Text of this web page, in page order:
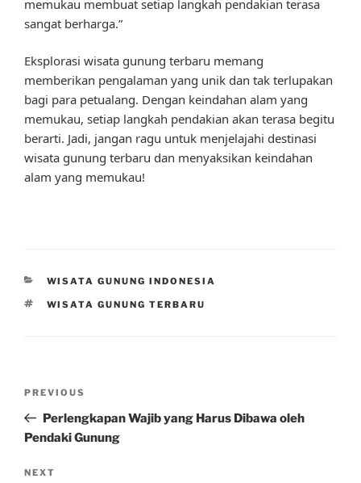
memukau membuat setiap langkah pendakian terasa
sangat berharga.”
Eksplorasi wisata gunung terbaru memang
memberikan pengalaman yang unik dan tak terlupakan
bagi para petualang. Dengan keindahan alam yang
memukau, setiap langkah pendakian akan terasa begitu
berarti. Jadi, jangan ragu untuk menjelajahi destinasi
wisata gunung terbaru dan menyaksikan keindahan
alam yang memukau!
CATEGORIES
WISATA GUNUNG INDONESIA
TAGS
WISATA GUNUNG TERBARU
Previous
Post
PREVIOUS
Perlengkapan Wajib yang Harus Dibawa oleh
Pendaki Gunung
Next
NEXT